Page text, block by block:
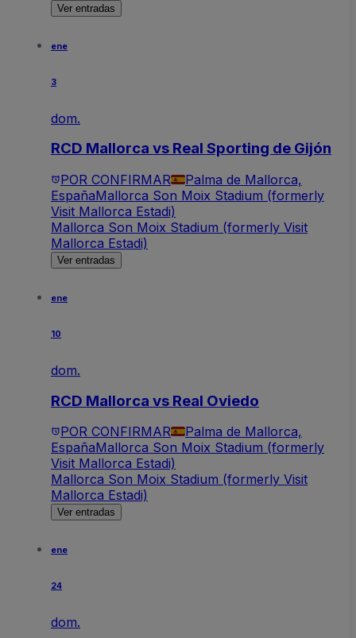
Ver entradas
ene
3
dom.
RCD Mallorca vs Real Sporting de Gijón
POR CONFIRMAR
Palma de Mallorca,
EspañaMallorca Son Moix Stadium (formerly
Visit Mallorca Estadi)
Mallorca Son Moix Stadium (formerly Visit
Mallorca Estadi)
Ver entradas
ene
10
dom.
RCD Mallorca vs Real Oviedo
POR CONFIRMAR
Palma de Mallorca,
EspañaMallorca Son Moix Stadium (formerly
Visit Mallorca Estadi)
Mallorca Son Moix Stadium (formerly Visit
Mallorca Estadi)
Ver entradas
ene
24
dom.